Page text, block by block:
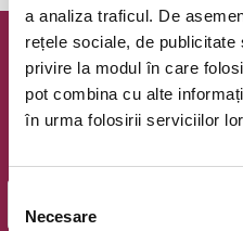
a analiza traficul. De
rețele sociale, de
privire la modul în care
pot combina cu alte
în urma folosirii serviciilor
consimțământului
Necesare
Oferte exclusive si o editie